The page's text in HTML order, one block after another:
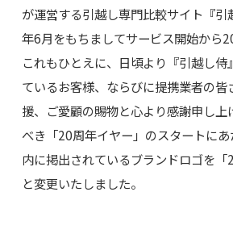
が運営する引越し専門比較サイト『
年6月をもちましてサービス開始から
これもひとえに、日頃より『引越し
ているお客様、ならびに提携業者の皆
援、ご愛顧の賜物と心より感謝申し上
べき「20周年イヤー」のスタートにあ
内に掲出されているブランドロゴを
と変更いたしました。